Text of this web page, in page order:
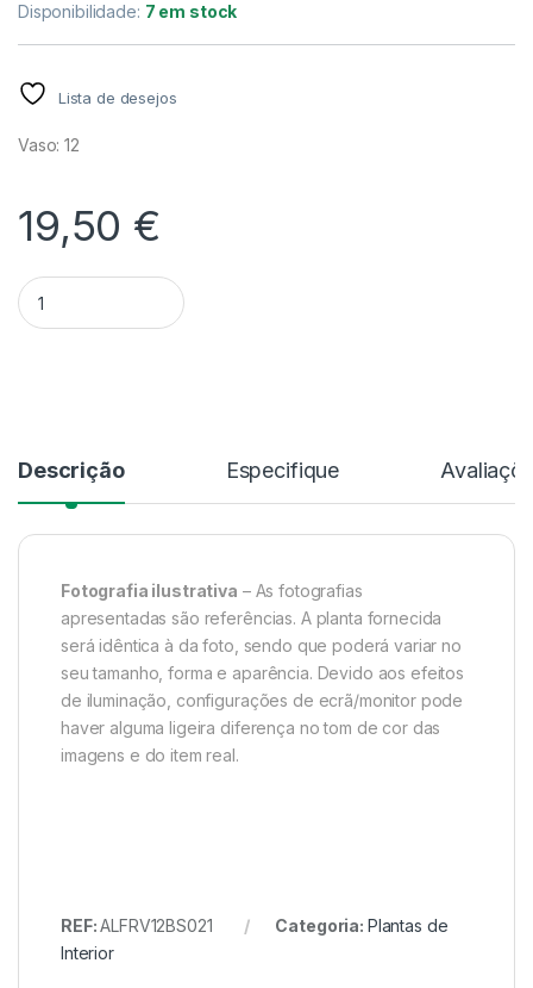
Disponibilidade: 7 em stock
Lista de desejos
Vaso: 12
19,50 €
Quantidade Alocasia Frydek Variegata - V.12
Descrição Especifique
Fotografia ilustrativa – As fotografias
apresentadas são referências. A planta fornecida
será idêntica à da foto, sendo que poderá variar no
seu tamanho, forma e aparência. Devido aos efeitos
de iluminação, configurações de ecrã/monitor pode
haver alguma ligeira diferença no tom de cor das
imagens e do item real.
REF:ALFRV12BS021 Categoria: Plantas de
Interior